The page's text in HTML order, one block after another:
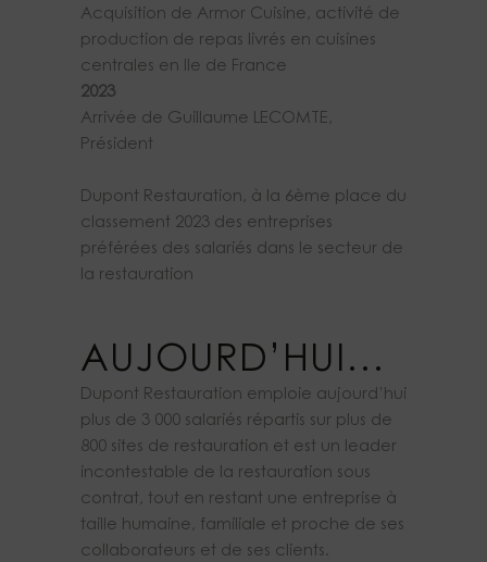
Acquisition de Armor Cuisine, activité de
production de repas livrés en cuisines
centrales en Ile de France
2023
Arrivée de Guillaume LECOMTE,
Président
Dupont Restauration, à la 6ème place du
classement 2023 des entreprises
préférées des salariés dans le secteur de
la restauration
AUJOURD’HUI…
Dupont Restauration emploie aujourd’hui
plus de 3 000 salariés répartis sur plus de
800 sites de restauration et est un leader
incontestable de la restauration sous
contrat, tout en restant une entreprise à
taille humaine, familiale et proche de ses
collaborateurs et de ses clients.